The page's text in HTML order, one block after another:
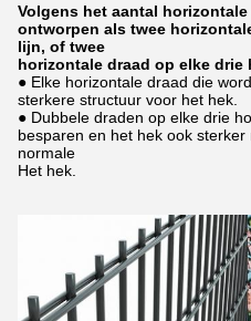
Volgens het aantal
ontworpen als twee
lijn, of twee
horizontale draad op elke drie
● Elke horizontale draad die
sterkere structuur voor het hek.
● Dubbele draden op elke drie
besparen en het hek ook
normale
Het hek.